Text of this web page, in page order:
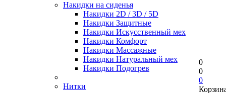
Накидки на сиденья
Накидки 2D / 3D / 5D
Накидки Защитные
Накидки Искусственный мех
Накидки Комфорт
Накидки Массажные
Накидки Натуральный мех
Накидки Подогрев
Нитки
0
0
0